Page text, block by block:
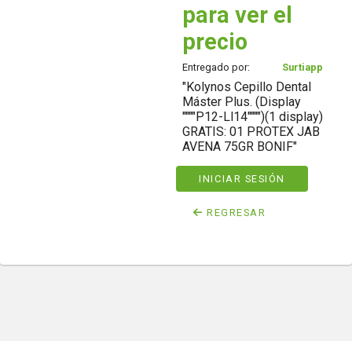
para ver el
precio
Entregado por: Surtiapp
"Kolynos Cepillo Dental
Máster Plus. (Display
""""P12-Ll14"""")(1 display)
GRATIS: 01 PROTEX JAB
AVENA 75GR BONIF"
INICIAR SESIÓN
REGRESAR